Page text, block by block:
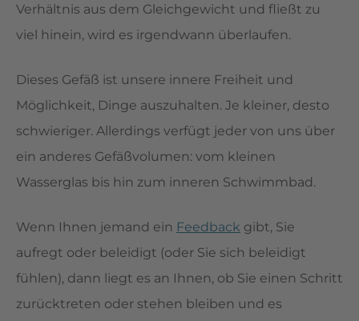
Verhältnis aus dem Gleichgewicht und fließt zu
viel hinein, wird es irgendwann überlaufen.
Dieses Gefäß ist unsere innere Freiheit und
Möglichkeit, Dinge auszuhalten. Je kleiner, desto
schwieriger. Allerdings verfügt jeder von uns über
ein anderes Gefäßvolumen: vom kleinen
Wasserglas bis hin zum inneren Schwimmbad.
Wenn Ihnen jemand ein Feedback gibt, Sie
aufregt oder beleidigt (oder Sie sich beleidigt
fühlen), dann liegt es an Ihnen, ob Sie einen Schritt
zurücktreten oder stehen bleiben und es